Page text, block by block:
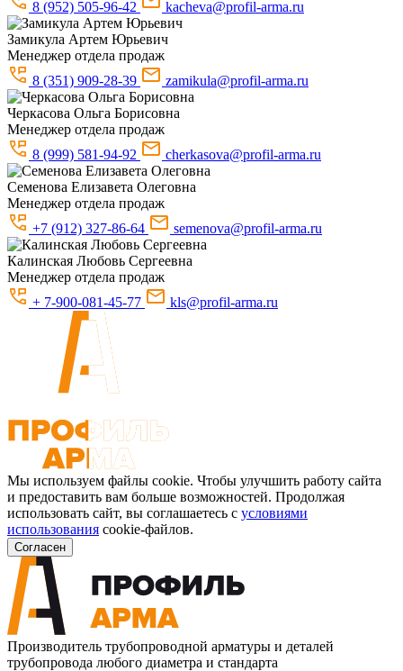
8 (952) 505-96-42
kacheva@profil-arma.ru
Замикула Артем Юрьевич
Менеджер отдела продаж
8 (351) 909-28-39
zamikula@profil-arma.ru
Черкасова Ольга Борисовна
Менеджер отдела продаж
8 (999) 581-94-92
cherkasova@profil-arma.ru
Семенова Елизавета Олеговна
Менеджер отдела продаж
+7 (912) 327-86-64
semenova@profil-arma.ru
Калинская Любовь Сергеевна
Менеджер отдела продаж
+ 7-900-081-45-77
kls@profil-arma.ru
Мы используем файлы cookie. Чтобы улучшить работу сайта
и предоставить вам больше возможностей. Продолжая
использовать сайт, вы соглашаетесь с условиями
использования cookie-файлов.
Согласен
Производитель трубопроводной арматуры и деталей
трубопровода любого диаметра и стандарта